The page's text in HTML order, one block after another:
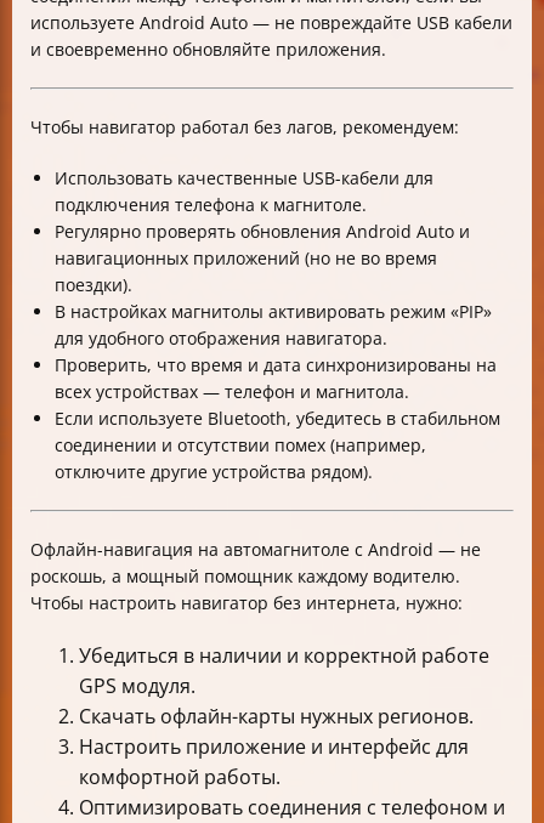
используете Android Auto — не повреждайте USB кабели
и своевременно обновляйте приложения.
Чтобы навигатор работал без лагов, рекомендуем:
Использовать качественные USB-кабели для
подключения телефона к магнитоле.
Регулярно проверять обновления Android Auto и
навигационных приложений (но не во время
поездки).
В настройках магнитолы активировать режим «PIP»
для удобного отображения навигатора.
Проверить, что время и дата синхронизированы на
всех устройствах — телефон и магнитола.
Если используете Bluetooth, убедитесь в стабильном
соединении и отсутствии помех (например,
отключите другие устройства рядом).
Офлайн-навигация на автомагнитоле с Android — не
роскошь, а мощный помощник каждому водителю.
Чтобы настроить навигатор без интернета, нужно:
Убедиться в наличии и корректной работе
GPS модуля.
Скачать офлайн-карты нужных регионов.
Настроить приложение и интерфейс для
комфортной работы.
Оптимизировать соединения с телефоном и